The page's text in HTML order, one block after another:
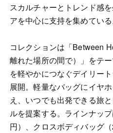
スカルチャーとトレンド感
アを中心に支持を集めている
コレクションは「Between
離れた場所の間で）」をテ
を軽やかにつなぐデイリー
展開。軽量なバッグにイヤ
え、いつでも出発できる旅
ルを提案する。ラインナッ
円）、クロスボディバッグ